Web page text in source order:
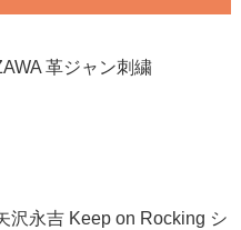
革ジャン刺繍
沢永吉 Keep on Rocking シ